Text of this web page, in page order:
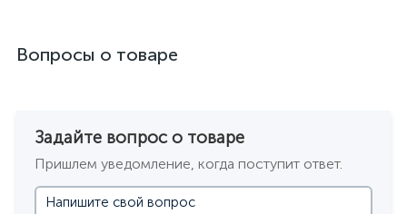
Вопросы о товаре
Задайте вопрос о товаре
Пришлем уведомление, когда поступит ответ.